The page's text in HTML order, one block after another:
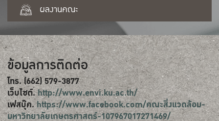
ผลงานคณะ
ข้อมูลการติดต่อ
โทร. (662) 579-3877
เว็บไซต์.http://www.envi.ku.ac.th/
เฟสบุ๊ค.https://www.facebook.com/คณะสิ่งแวดล้อม-
มหาวิทยาลัยเกษตรศาสตร์-107967017271469/